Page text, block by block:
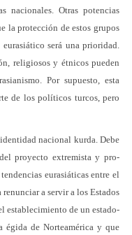
nacionales. Otras potencias
la protección de estos grupos
será una prioridad.
religiosos y étnicos pueden
Por supuesto, esta
de los políticos turcos, pero
nacional kurda. Debe
proyecto extremista y pro-
eurasiáticas entre el
a servir a los Estados
establecimiento de un estado-
égida de Norteamérica y que